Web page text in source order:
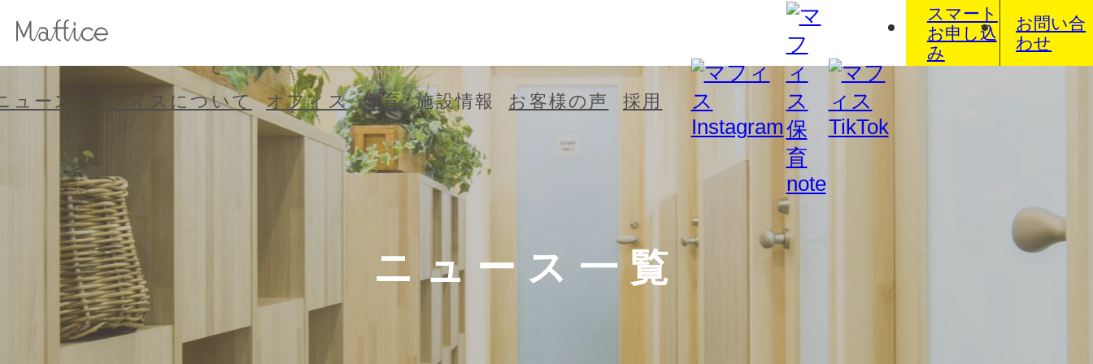
ュース マフィスについて オフィス 保育 施設情報
マフィス 北参
道
マフィス 横濱
元町
マフィス 白楽
ナーサリー
お客様の声 採用
ニュース一覧
お問い合
わせ
スマート
お申し込
み